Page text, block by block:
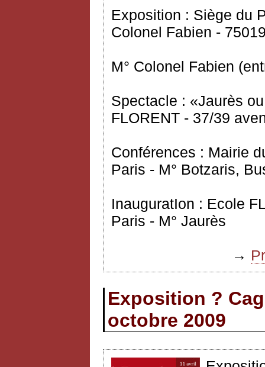
Exposition : Siège du
Colonel Fabien -
M° Colonel Fabien
Spectacle : «Jaurès
FLORENT - 37/39
Conférences : Mairie
Paris - M° Botzaris,
InauguratIon : Ecole
Paris - M° Jaurès
→
Exposition ?
octobre 2009